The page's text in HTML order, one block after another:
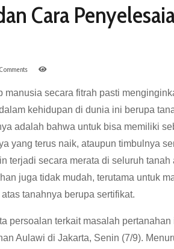
Cara
manusia secara fitrah pasti
kehidupan di dunia ini berupa
adalah bahwa untuk bisa memiliki
yang terus naik, ataupun timbulnya
terjadi secara merata di seluruh tanah
juga tidak mudah, terutama untuk
tanahnya berupa sertifikat.
persoalan terkait masalah
Aulawi di Jakarta, Senin (7/9).